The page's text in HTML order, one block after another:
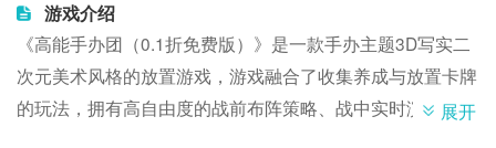
游戏介绍
《高能手办团（0.1折免费版）》是一款手办主题3D写实二
次元美术风格的放置游戏，游戏融合了收集养成与放置卡牌
的玩法，拥有高自由度的战前布阵策略、战中实时演出。无
展开